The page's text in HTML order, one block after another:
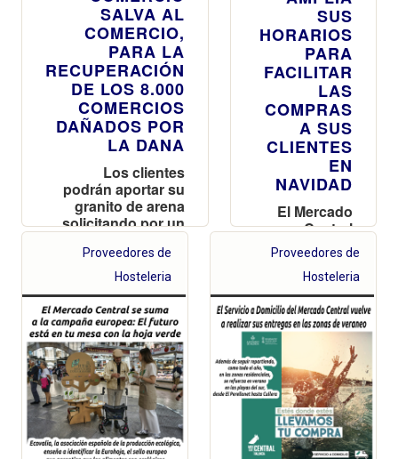
SALVA AL
COMERCIO,
PARA LA
RECUPERACIÓN
DE LOS 8.000
COMERCIOS
DAÑADOS POR
LA DANA
Los clientes
podrán aportar su
granito de arena
solicitando por un
DANA
SUS
HORARIOS
PARA
FACILITAR
LAS
COMPRAS
A SUS
CLIENTES
EN
NAVIDAD
El Mercado
Central
permanecerá
abierto hoy
hasta las 19
h y amplía
también su
horario esta
Nochebuena
y la víspera
de
Nochevieja y
Nochevieja
hasta las 16
h
Proveedores de
Hosteleria
Proveedores de
Hosteleria